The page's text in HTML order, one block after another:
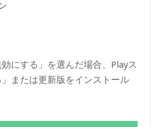
にする」を選んだ場合、Playス
または更新版をインストール